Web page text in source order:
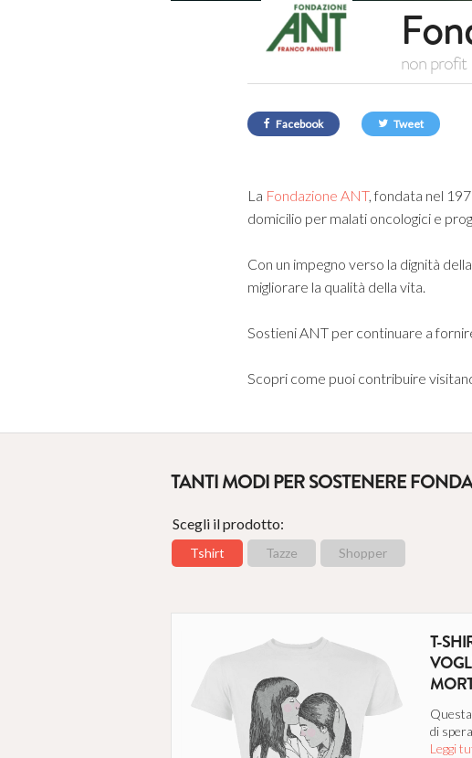
non profit
Facebook Tweet
La Fondazione ANT, fondata nel
domicilio per malati oncologici e
Con un impegno verso la dignità
migliorare la qualità della vita.
Sostieni ANT per continuare a
Scopri come puoi contribuire
TANTI MODI PER SOSTENERE
Scegli il prodotto:
Tshirt Tazze Shopper
T-
di
Leggi